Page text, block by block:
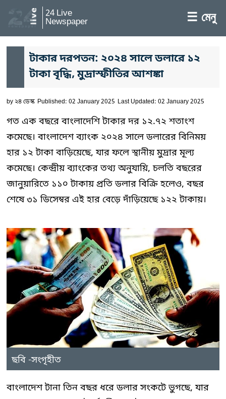
24 Live
Newspaper ☰ মেনু
টাকার দরপতন: ২০২৪ সালে ডলারে ১২
টাকা বৃদ্ধি, মুদ্রাস্ফীতির আশঙ্কা
by২৪ ডেস্ক Published: 02 January 2025 Last Updated: 02 January 2025
গত এক বছরে বাংলাদেশি টাকার দর ১২.৭২ শতাংশ
কমেছে। বাংলাদেশ ব্যাংক ২০২৪ সালে ডলারের বিনিময়
হার ১২ টাকা বাড়িয়েছে, যার ফলে স্থানীয় মুদ্রার মূল্য
কমেছে। কেন্দ্রীয় ব্যাংকের তথ্য অনুযায়ি, চলতি বছরের
জানুয়ারিতে ১১০ টাকায় প্রতি ডলার বিক্রি হলেও, বছর
শেষে ৩১ ডিসেম্বর এই হার বেড়ে দাঁড়িয়েছে ১২২ টাকায়।
ছবি -সংগৃহীত
বাংলাদেশ টানা তিন বছর ধরে ডলার সংকটে ভুগছে, যার